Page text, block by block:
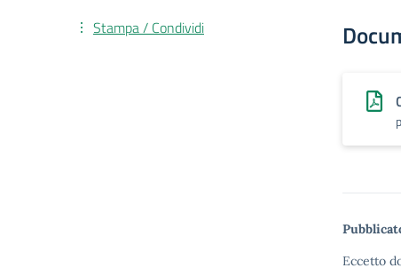
Eccetto
Stampa / Condividi